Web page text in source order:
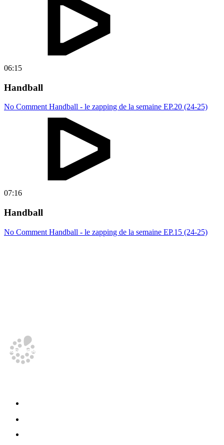
06:15
Handball
No Comment Handball - le zapping de la semaine EP.20 (24-25)
07:16
Handball
No Comment Handball - le zapping de la semaine EP.15 (24-25)